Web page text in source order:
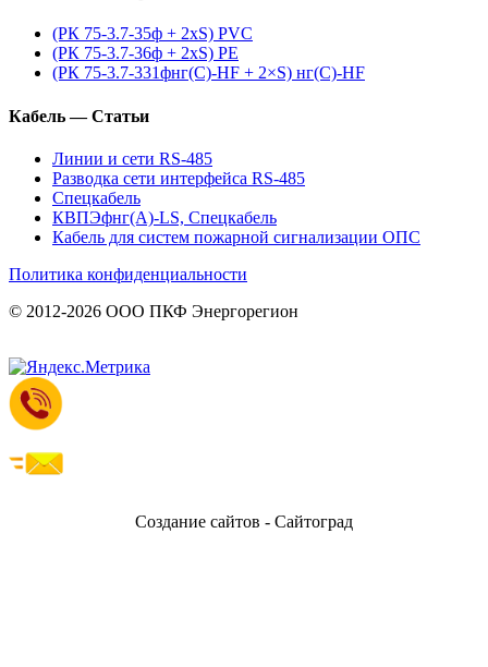
(РК 75-3.7-35ф + 2xS) PVC
(РК 75-3.7-36ф + 2xS) PE
(РК 75-3.7-331фнг(С)-HF + 2×S) нг(С)-HF
Кабель — Статьи
Линии и сети RS-485
Разводка сети интерфейса RS-485
Спецкабель
КВПЭфнг(А)-LS, Спецкабель
Кабель для систем пожарной сигнализации ОПС
Политика конфиденциальности
© 2012-2026 ООО ПКФ Энергорегион
Создание сайтов - Сайтоград